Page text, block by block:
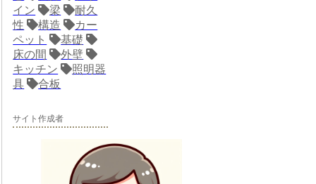
イン
梁
耐久
性
構造
カー
ペット
基礎
床の間
外壁
キッチン
照明器
具
合板
サイト作成者